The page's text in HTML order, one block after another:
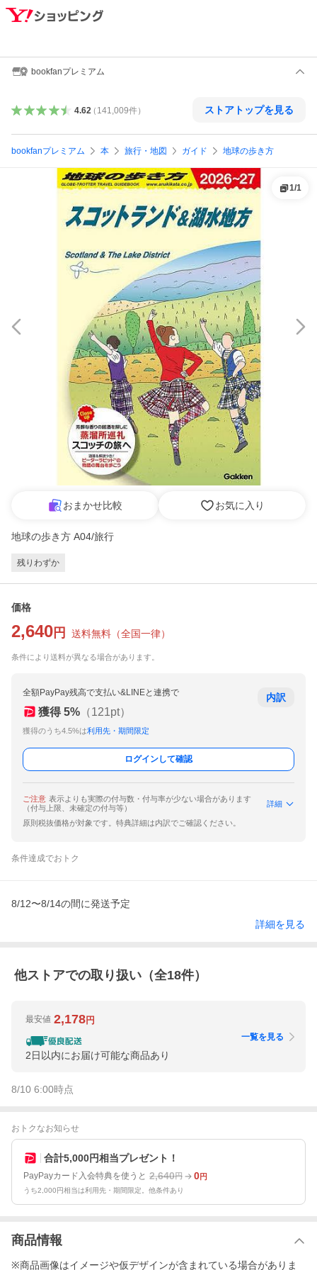
bookfanプレミアム
4.62（ 141,009件） ストアトップを見る
bookfanプレミアム 本 旅行・地図 ガイド 地球の歩き方
1/1
おまかせ比較 お気に入り
地球の歩き方 A04/旅行
残りわずか
価格
2,640 円 送料無料 （全国一律）
条件により送料が異なる場合があります。
全額PayPay残高で支払い&LINEと連携で
獲得 5% （121pt）
獲得のうち4.5%は利用先・期間限定
内訳
ログインして確認
ご注意 表示よりも実際の付与数・付与率が少ない場合があります
（付与上限、未確定の付与等）
詳細
原則税抜価格が対象です。特典詳細は内訳でご確認ください。
条件達成でおトク
8/12〜8/14の間に発送予定
詳細を見る
他ストアでの取り扱い（全18件）
最安値 2,178円
2日以内にお届け可能な商品あり
一覧を見る
8/10 6:00時点
おトクなお知らせ
合計5,000円相当プレゼント！
PayPayカード入会特典を使うと 2,640円 0円
うち2,000円相当は利用先・期間限定。他条件あり
商品情報
※商品画像はイメージや仮デザインが含まれている場合がありま